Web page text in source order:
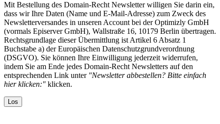
Mit Bestellung des Domain-Recht Newsletter willigen Sie darin ein,
dass wir Ihre Daten (Name und E-Mail-Adresse) zum Zweck des
Newsletterversandes in unseren Account bei der Optimizly GmbH
(vormals Episerver GmbH), Wallstraße 16, 10179 Berlin übertragen.
Rechtsgrundlage dieser Übermittlung ist Artikel 6 Absatz 1
Buchstabe a) der Europäischen Datenschutzgrundverordnung
(DSGVO). Sie können Ihre Einwilligung jederzeit widerrufen,
indem Sie am Ende jedes Domain-Recht Newsletters auf den
entsprechenden Link unter "Newsletter abbestellen? Bitte einfach
hier klicken:" klicken.